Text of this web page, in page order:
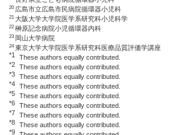
20 広島市立広島市民病院循環器小児科
21 大阪大学大学院医学系研究科小児科学
22 榊原記念病院小児循環器内科
23 岡山大学病院
24 東京大学大学院医学系研究科医療品質評価学講座
*1
These authors equally contributed.
*2 These authors equally contributed.
*3 These authors equally contributed.
*4 These authors equally contributed.
*5 These authors equally contributed.
*6 These authors equally contributed.
*7 These authors equally contributed.
*8 These authors equally contributed.
*9